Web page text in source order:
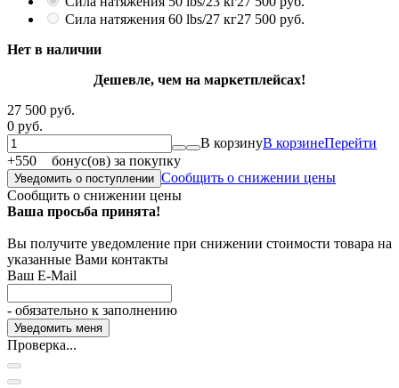
Сила натяжения 60 lbs/27 кг27 500 руб.
Нет в наличии
Дешевле, чем на маркетплейсах!
27 500 руб.
0 руб.
В корзинуВ корзинеПерейти
+550 бонус(ов) за покупку
Уведомить о поступлении Сообщить о снижении цены
Сообщить о снижении цены
Ваша просьба принята!
Вы получите уведомление при снижении стоимости товара на
указанные Вами контакты
Ваш E-Mail
- обязательно к заполнению
Проверка...